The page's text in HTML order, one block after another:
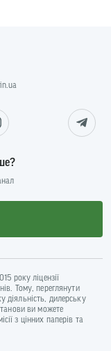
року ліцензії
Тому, переглянути
дилерську
ви можете
з цінних паперів та